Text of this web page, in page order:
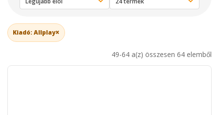
Kiadó: Allplay×
49-64 a(z) összesen 64 elemből